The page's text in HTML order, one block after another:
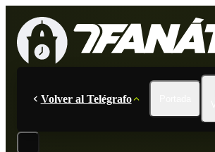
Volver al Telégrafo